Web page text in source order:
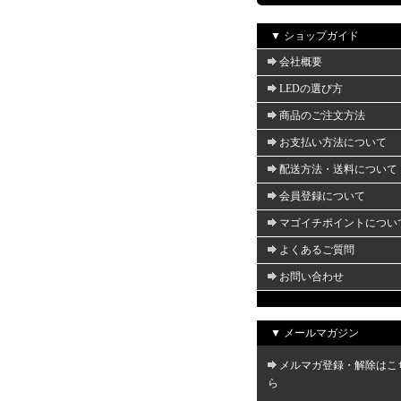
▼ ショップガイド
会社概要
LEDの選び方
商品のご注文方法
お支払い方法について
配送方法・送料について
会員登録について
マゴイチポイントについ
よくあるご質問
お問い合わせ
▼ メールマガジン
メルマガ登録・解除はこ
ら